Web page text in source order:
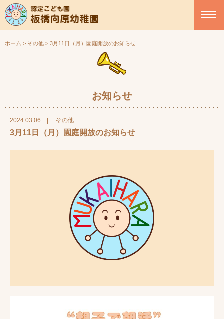
ホーム > その他 > 3月11日（月）園庭開放のお知らせ
お知らせ
2024.03.06 その他
3月11日（月）園庭開放のお知らせ